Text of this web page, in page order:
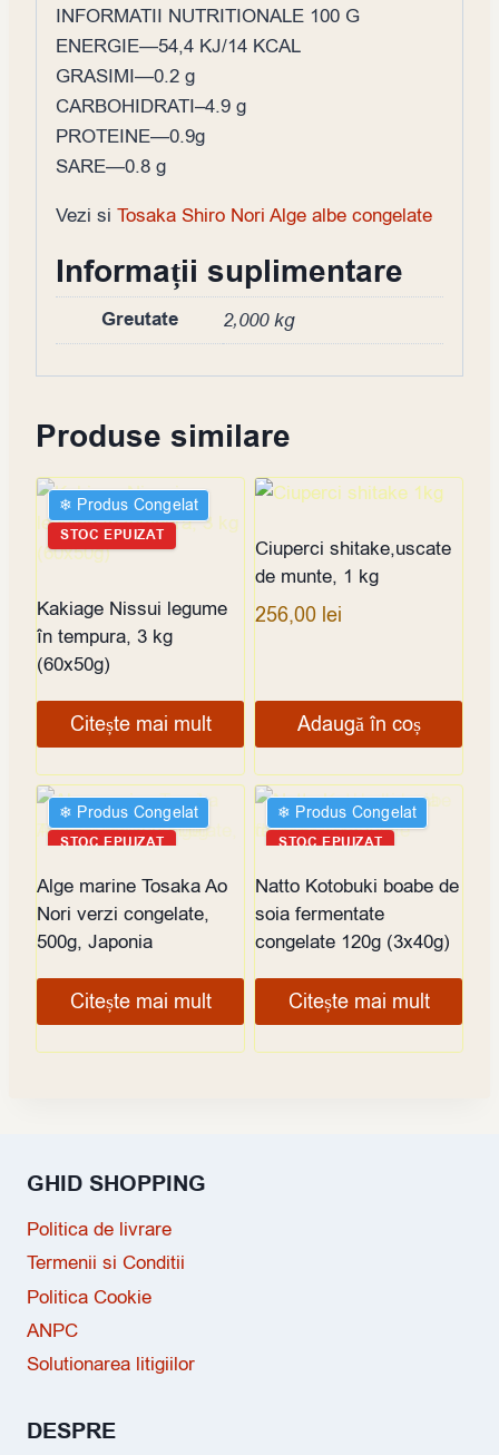
INFORMATII NUTRITIONALE 100 G
ENERGIE—54,4 KJ/14 KCAL
GRASIMI—0.2 g
CARBOHIDRATI–4.9 g
PROTEINE—0.9g
SARE—0.8 g
Vezi si Tosaka Shiro Nori Alge albe congelate
Informații suplimentare
Greutate 2,000 kg
Produse similare
❄︎ Produs Congelat
STOC EPUIZAT
Kakiage Nissui legume
în tempura, 3 kg
(60x50g)
Citește mai mult
Ciuperci shitake,uscate
de munte, 1 kg
256,00 lei
Adaugă în coș
❄︎ Produs Congelat
STOC EPUIZAT
Alge marine Tosaka Ao
Nori verzi congelate,
500g, Japonia
Citește mai mult
❄︎ Produs Congelat
STOC EPUIZAT
Natto Kotobuki boabe de
soia fermentate
congelate 120g (3x40g)
Citește mai mult
GHID SHOPPING
Politica de livrare
Termenii si Conditii
Politica Cookie
ANPC
Solutionarea litigiilor
DESPRE